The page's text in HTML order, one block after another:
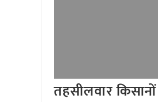
तहसीलवार किसानों